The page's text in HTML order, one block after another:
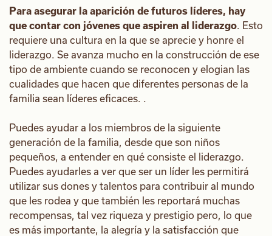
Para asegurar la aparición de futuros líderes, hay
que contar con jóvenes que aspiren al liderazgo. Esto
requiere una cultura en la que se aprecie y honre el
liderazgo. Se avanza mucho en la construcción de ese
tipo de ambiente cuando se reconocen y elogian las
cualidades que hacen que diferentes personas de la
familia sean líderes eficaces. .
Puedes ayudar a los miembros de la siguiente
generación de la familia, desde que son niños
pequeños, a entender en qué consiste el liderazgo.
Puedes ayudarles a ver que ser un líder les permitirá
utilizar sus dones y talentos para contribuir al mundo
que les rodea y que también les reportará muchas
recompensas, tal vez riqueza y prestigio pero, lo que
es más importante, la alegría y la satisfacción que